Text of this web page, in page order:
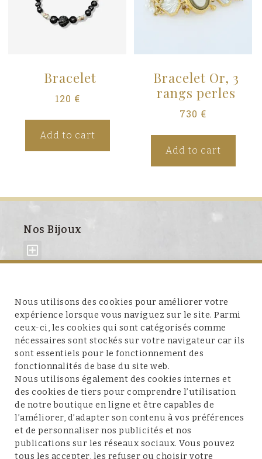
Bracelet
120 €
Add to cart
Bracelet Or, 3
rangs perles
730 €
Add to cart
Nos Bijoux
À propos de nous
Service client
Conditions et mentions légales
Nous utilisons des cookies pour améliorer votre
expérience lorsque vous naviguez sur le site. Parmi
ceux-ci, les cookies qui sont catégorisés comme
nécessaires sont stockés sur votre navigateur car ils
sont essentiels pour le fonctionnement des
fonctionnalités de base du site web.
Nous utilisons également des cookies internes et
des cookies de tiers pour comprendre l’utilisation
de notre boutique en ligne et être capables de
l’améliorer, d’adapter son contenu à vos préférences
et de personnaliser nos publicités et nos
publications sur les réseaux sociaux. Vous pouvez
tous les accepter, les refuser ou choisir votre